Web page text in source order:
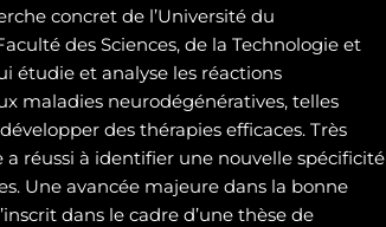
concret de l’Université du
des Sciences, de la Technologie et
étudie et analyse les réactions
maladies neurodégénératives, telles
des thérapies efficaces. Très
réussi à identifier une nouvelle spécificité
Une avancée majeure dans la bonne
dans le cadre d’une thèse de